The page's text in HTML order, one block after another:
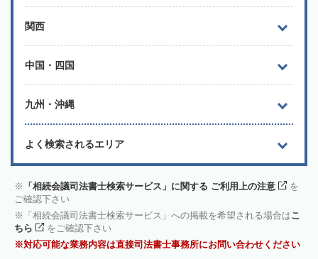
関西
中国・四国
九州・沖縄
よく検索されるエリア
「相続会議司法書士検索サービス」に関する ご利用上の注意
を
ご確認下さい
「相続会議司法書士検索サービス」への掲載を希望される場合はこ
ちら
をご確認下さい
対応可能な業務内容は直接司法書士事務所にお問い合わせください